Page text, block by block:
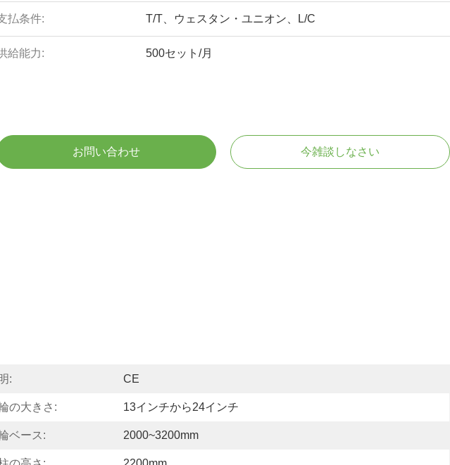
払条件: T/T、ウェスタン・ユニオン、L/C
給能力: 500セット/月
お問い合わせ 今雑談しなさい
: CE
の大きさ: 13インチから24インチ
ベース: 2000~3200mm